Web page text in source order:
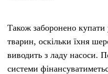
Також заборонено
тварин, оскільки їхня
виводить з ладу насоси.
системи